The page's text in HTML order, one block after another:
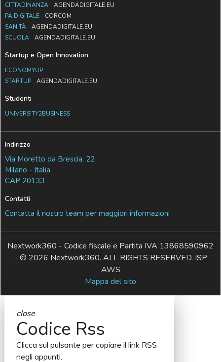
CITTADINANZA
AGENDADIGITALE.EU
PA DIGITALE
CORCOM
SANITÀ
AGENDADIGITALE.EU
SCUOLA
AGENDADIGITALE.EU
Startup e Open Innovation
ECONOMYUP
STARTUP
AGENDADIGITALE.EU
Studenti
UNIVERSITY2BUSINESS
Indirizzo
Via Moretto da Brescia, 22
Milano - Italia
CAP 20133
Contatti
Contatta il nostro team per maggiori informazioni
Nextwork360 - Codice fiscale e Partita IVA 13868590962
- © 2026 Nextwork360. ALL RIGHTS RESERVED. ISP
AWS
Mappa del sito
close
Codice Rss
Clicca sul pulsante per copiare il link RSS
negli appunti.